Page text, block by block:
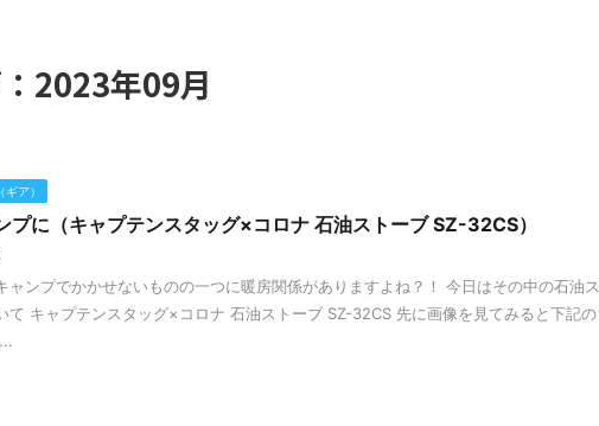
2023年09月
ア）
プに（キャプテンスタッグ×コロナ 石油ストーブ SZ-32CS）
ャンプでかかせないものの一つに暖房関係がありますよね？！ 今日はその中の石油ス
て キャプテンスタッグ×コロナ 石油ストーブ SZ-32CS 先に画像を見てみると下記の